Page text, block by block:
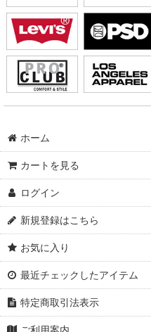
ホーム
カートを見る
ログイン
新規登録はこちら
お気に入り
最近チェックしたアイテム
特定商取引法表示